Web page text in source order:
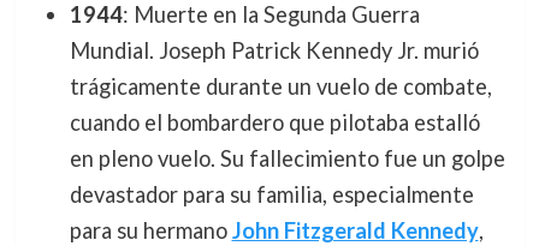
1944: Muerte en la Segunda Guerra
Mundial. Joseph Patrick Kennedy Jr. murió
trágicamente durante un vuelo de combate,
cuando el bombardero que pilotaba estalló
en pleno vuelo. Su fallecimiento fue un golpe
devastador para su familia, especialmente
para su hermanoJohn Fitzgerald Kennedy,